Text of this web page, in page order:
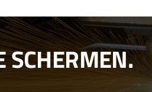
SCHERMEN.